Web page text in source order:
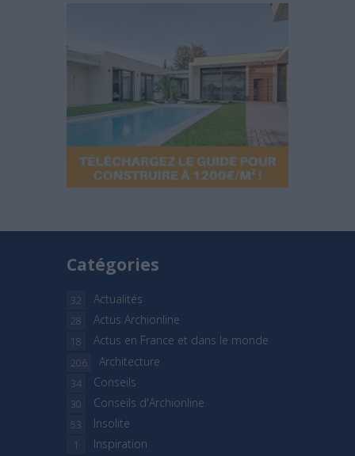
Catégories
Actualités
32
Actus Archionline
28
Actus en France et dans le monde
18
Architecture
206
Conseils
34
Conseils d'Archionline
30
Insolite
53
Inspiration
1